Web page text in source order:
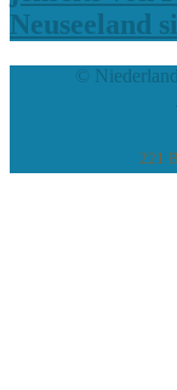
Neuseeland
©
221